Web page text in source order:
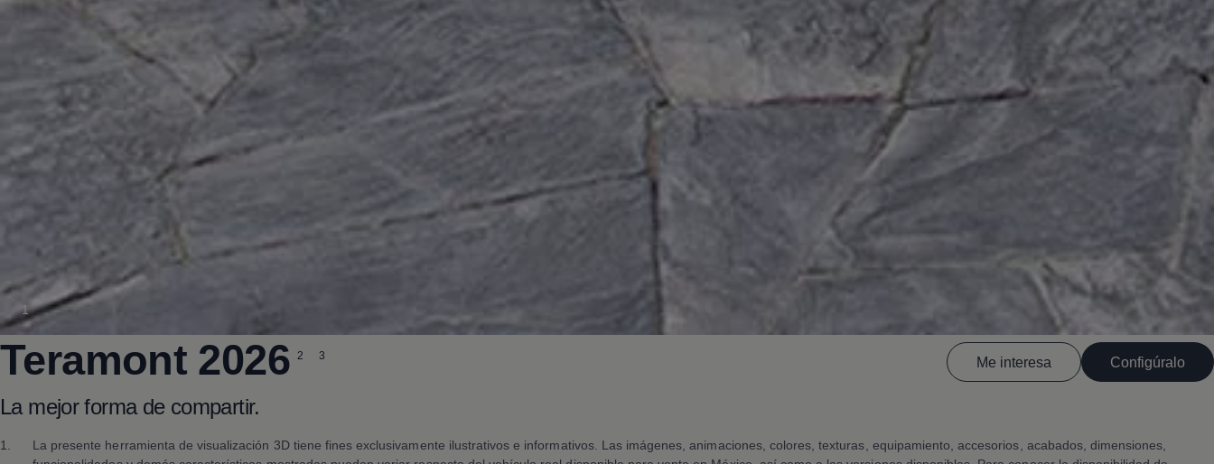
1
Teramont 2026 2 3
La mejor forma de compartir.
Me interesa Configúralo
1.
La presente herramienta de visualización 3D tiene fines exclusivamente ilustrativos e informativos. Las imágenes, animaciones, colores, texturas, equipamiento, accesorios, acabados, dimensiones,